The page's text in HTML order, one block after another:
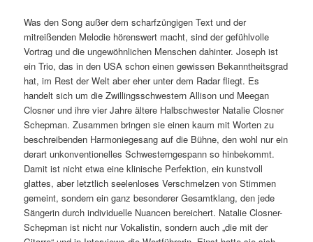
Was den Song außer dem scharfzüngigen Text und der
mitreißenden Melodie hörenswert macht, sind der gefühlvolle
Vortrag und die ungewöhnlichen Menschen dahinter. Joseph ist
ein Trio, das in den USA schon einen gewissen Bekanntheitsgrad
hat, im Rest der Welt aber eher unter dem Radar fliegt. Es
handelt sich um die Zwillingsschwestern Allison und Meegan
Closner und ihre vier Jahre ältere Halbschwester Natalie Closner
Schepman. Zusammen bringen sie einen kaum mit Worten zu
beschreibenden Harmoniegesang auf die Bühne, den wohl nur ein
derart unkonventionelles Schwesterngespann so hinbekommt.
Damit ist nicht etwa eine klinische Perfektion, ein kunstvoll
glattes, aber letztlich seelenloses Verschmelzen von Stimmen
gemeint, sondern ein ganz besonderer Gesamtklang, den jede
Sängerin durch individuelle Nuancen bereichert. Natalie Closner-
Schepman ist nicht nur Vokalistin, sondern auch „die mit der